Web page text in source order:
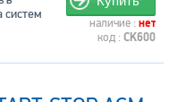
наличие : нет
код : CK600
систем